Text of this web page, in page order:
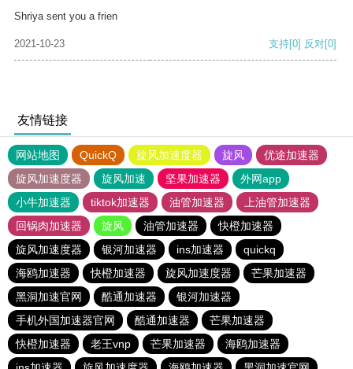
Shriya sent you a frien
2021-10-23 支持[0] 反对[0]
友情链接
网站地图 QuickQ 旋风加速度器 旋风
优途加速器
旋风加速度器
旋风加速 坚果加速器
外网app
小牛加速器
tiktok加速器 油管加速器
上油管加速器
回锅肉加速器
旋风 油管加速器
快橙加速器
旋风加速度器
银河加速器 ins加速器
quickq
海鸥加速器
快橙加速器 旋风加速度器
芒果加速器
黑洞加速官网
酷通加速器
银河加速器
手机外国加速器官网
酷通加速器
芒果加速器
快橙加速器
老王vnp 芒果加速器
海鸥加速器